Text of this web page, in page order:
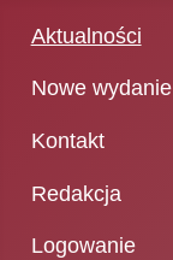
Aktualności
Nowe wydanie
Kontakt
Redakcja
Logowanie